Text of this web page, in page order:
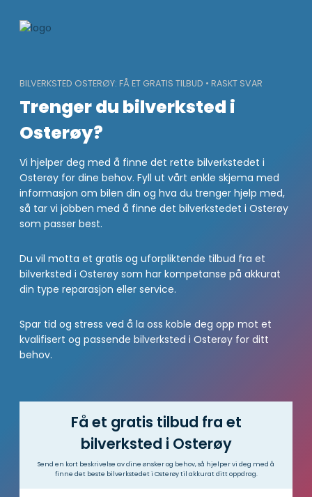
BILVERKSTED OSTERØY: FÅ ET GRATIS TILBUD • RASKT SVAR
Trenger du bilverksted i
Osterøy?
Vi hjelper deg med å finne det rette bilverkstedet i
Osterøy for dine behov. Fyll ut vårt enkle skjema med
informasjon om bilen din og hva du trenger hjelp med,
så tar vi jobben med å finne det bilverkstedet i Osterøy
som passer best.
Du vil motta et gratis og uforpliktende tilbud fra et
bilverksted i Osterøy som har kompetanse på akkurat
din type reparasjon eller service.
Spar tid og stress ved å la oss koble deg opp mot et
kvalifisert og passende bilverksted i Osterøy for ditt
behov.
Få et gratis tilbud fra et
bilverksted i Osterøy
Send en kort beskrivelse av dine ønsker og behov, så hjelper vi deg med å
finne det beste bilverkstedet i Osterøy til akkurat ditt oppdrag.